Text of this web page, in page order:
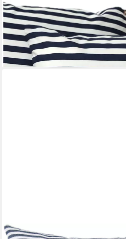
AMMERKIND
Dekokissen Maritime Kissenhülle,
gestreift, 100% Handarbeit,
23,95 €
lieferbar - in 9-11 Werktagen bei dir
PAD